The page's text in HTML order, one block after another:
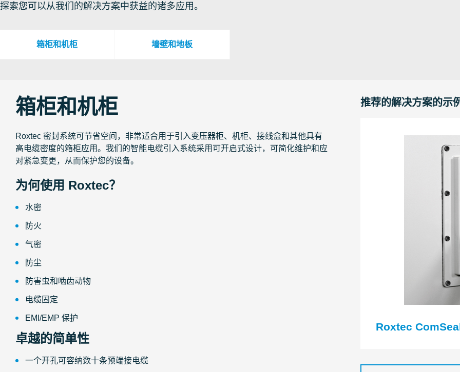
探索您可以从我们的解决方案中获益的诸多应用。
箱柜和机柜 墙壁和地板
箱柜和机柜
Roxtec 密封系统可节省空间，非常适合用于引入变压器柜、机柜、接线盒和其他具有
高电缆密度的箱柜应用。我们的智能电缆引入系统采用可开启式设计，可简化维护和应
对紧急变更，从而保护您的设备。
为何使用 Roxtec？
水密
防火
气密
防尘
防害虫和啮齿动物
电缆固定
EMI/EMP 保护
卓越的简单性
一个开孔可容纳数十条预端接电缆
推荐的解决方案的示
Roxtec